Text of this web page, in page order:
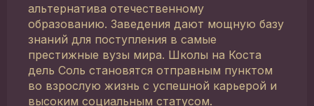
альтернатива отечественному
образованию. Заведения дают мощную базу
знаний для поступления в самые
престижные вузы мира. Школы на Коста
дель Соль становятся отправным пунктом
во взрослую жизнь с успешной карьерой и
высоким социальным статусом.